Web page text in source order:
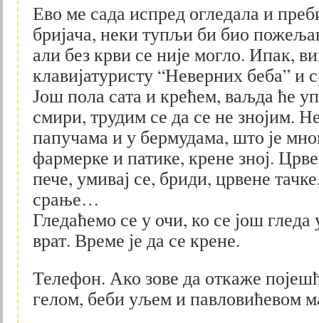
Ево ме сада испред огледала и
бријача, неки тупљи би био
али без крви се није могло. Ипак,
клавијатуристу “Неверних беба” и
Још пола сата и крећем, ваљда ће
смири, трудим се да се не знојим.
папучама и у бермудама, што је
фармерке и патике, крене зној.
пече, умивај се, бриди, црвене
срање…
Гледаћемо се у очи, ко се још гледа
врат. Време је да се крене.
Телефон. Ако зове да откаже
гелом, беби уљем и павловићевом